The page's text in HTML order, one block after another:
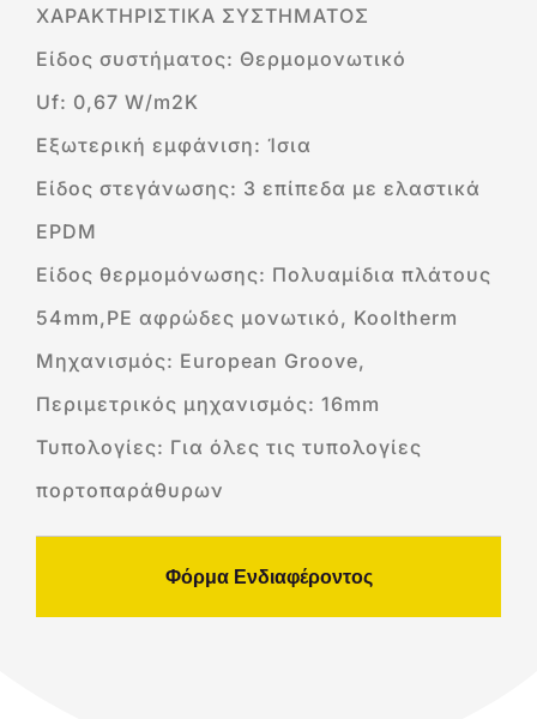
ΧΑΡΑΚΤΗΡΙΣΤΙΚΑ ΣΥΣΤΗΜΑΤΟΣ
Είδος συστήματος: Θερμομονωτικό
Uf: 0,67 W/m2K
Εξωτερική εμφάνιση: Ίσια
Είδος στεγάνωσης: 3 επίπεδα με ελαστικά
EPDM
Είδος θερμομόνωσης: Πολυαμίδια πλάτους
54mm,PE αφρώδες μονωτικό, Kooltherm
Μηχανισμός: European Groove,
Περιμετρικός μηχανισμός: 16mm
Τυπολογίες: Για όλες τις τυπολογίες
πορτοπαράθυρων
Φόρμα Ενδιαφέροντος